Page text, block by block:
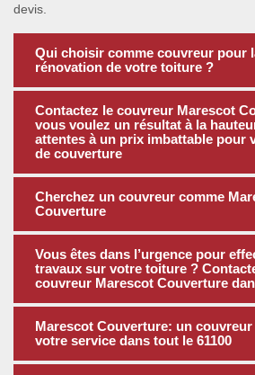
devis.
Qui choisir comme couvreur pour
rénovation de votre toiture ?
Contactez le couvreur Marescot
vous voulez un résultat à la
attentes à un prix imbattable pour
de couverture
Cherchez un couvreur comme
Couverture
Vous êtes dans l’urgence pour
travaux sur votre toiture ?
couvreur Marescot Couverture
Marescot Couverture: un couvreur
votre service dans tout le 61100